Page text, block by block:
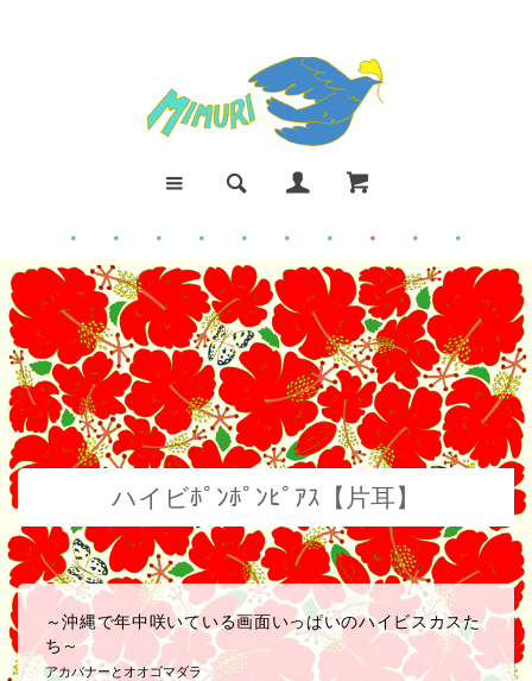
● ● ● ● ● ● ● ● ● ●
ハイビﾎﾟﾝﾎﾟﾝﾋﾟｱｽ【片耳】
～沖縄で年中咲いている画面いっぱいのハイビスカスた
ち～
アカバナーとオオゴマダラ